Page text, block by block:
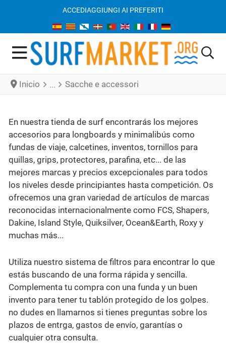
ACCEDIAGGIUNGI AI PREFERITI
Inicio Sacche e accessori
En nuestra tienda de surf encontrarás los mejores
accesorios para longboards y minimalibús como
fundas de viaje, calcetines, inventos, tornillos para
quillas, grips, protectores, parafina, etc... de las
mejores marcas y precios excepcionales para todos
los niveles desde principiantes hasta competición. Os
ofrecemos una gran variedad de artículos de marcas
reconocidas internacionalmente como FCS, Shapers,
Dakine, Island Style, Quiksilver, Ocean&Earth, Roxy y
muchas más...
Utiliza nuestro sistema de filtros para encontrar lo que
estás buscando de una forma rápida y sencilla.
Complementa tu compra con una funda y un buen
invento para tener tu tablón protegido de los golpes.
no dudes en llamarnos si tienes preguntas sobre los
plazos de entrga, gastos de envío, garantías o
cualquier otra consulta.